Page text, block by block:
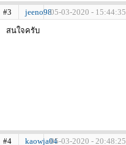
#3 jeeno9805-03-2020 - 15:44:35
สนใจครับ
#4 kaowja0405-03-2020 - 20:48:25